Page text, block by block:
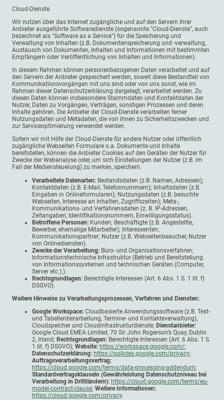
Cloud-Dienste
Wir nutzen über das Internet zugängliche und auf den Servern ihrer
Anbieter ausgeführte Softwaredienste (sogenannte "Cloud-Dienste", auch
bezeichnet als "Software as a Service") für die Speicherung und
Verwaltung von Inhalten (z.B. Dokumentenspeicherung und -verwaltung,
Austausch von Dokumenten, Inhalten und Informationen mit bestimmten
Empfängern oder Veröffentlichung von Inhalten und Informationen).
In diesem Rahmen können personenbezogenen Daten verarbeitet und auf
den Servern der Anbieter gespeichert werden, soweit diese Bestandteil von
Kommunikationsvorgängen mit uns sind oder von uns sonst, wie im
Rahmen dieser Datenschutzerklärung dargelegt, verarbeitet werden. Zu
diesen Daten können insbesondere Stammdaten und Kontaktdaten der
Nutzer, Daten zu Vorgängen, Verträgen, sonstigen Prozessen und deren
Inhalte gehören. Die Anbieter der Cloud-Dienste verarbeiten ferner
Nutzungsdaten und Metadaten, die von ihnen zu Sicherheitszwecken und
zur Serviceoptimierung verwendet werden.
Sofern wir mit Hilfe der Cloud-Dienste für andere Nutzer oder öffentlich
zugängliche Webseiten Formulare o.a. Dokumente und Inhalte
bereitstellen, können die Anbieter Cookies auf den Geräten der Nutzer für
Zwecke der Webanalyse oder, um sich Einstellungen der Nutzer (z.B. im
Fall der Mediensteuerung) zu merken, speichern.
Verarbeitete Datenarten: Bestandsdaten (z.B. Namen, Adressen);
Kontaktdaten (z.B. E-Mail, Telefonnummern); Inhaltsdaten (z.B.
Eingaben in Onlineformularen); Nutzungsdaten (z.B. besuchte
Webseiten, Interesse an Inhalten, Zugriffszeiten); Meta-,
Kommunikations- und Verfahrensdaten (z. B. IP-Adressen,
Zeitangaben, Identifikationsnummern, Einwilligungsstatus).
Betroffene Personen: Kunden; Beschäftigte (z.B. Angestellte,
Bewerber, ehemalige Mitarbeiter); Interessenten;
Kommunikationspartner; Nutzer (z.B. Webseitenbesucher, Nutzer
von Onlinediensten).
Zwecke der Verarbeitung: Büro- und Organisationsverfahren;
Informationstechnische Infrastruktur (Betrieb und Bereitstellung
von Informationssystemen und technischen Geräten (Computer,
Server etc.).).
Rechtsgrundlagen: Berechtigte Interessen (Art. 6 Abs. 1 S. 1 lit. f)
DSGVO).
Weitere Hinweise zu Verarbeitungsprozessen, Verfahren und Diensten:
Google Workspace: Cloudbasierte Anwendungssoftware (z.B. Text-
und Tabellenberarbeitung, Termine- und Kontakteverwaltung),
Cloudspeicher und Cloudinfrastrukturdienste; Dienstanbieter:
Google Cloud EMEA Limited, 70 Sir John Rogerson’s Quay, Dublin
2, Irland; Rechtsgrundlagen: Berechtigte Interessen (Art. 6 Abs. 1 S.
1 lit. f) DSGVO); Website: https://workspace.google.com/;
Datenschutzerklärung: https://policies.google.com/privacy;
Auftragsverarbeitungsvertrag:
https://cloud.google.com/terms/data-processing-addendum;
Standardvertragsklauseln (Gewährleistung Datenschutzniveau bei
Verarbeitung in Drittländern): https://cloud.google.com/terms/eu-
model-contract-clause; Weitere Informationen:
https://cloud.google.com/privacy.